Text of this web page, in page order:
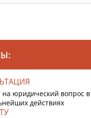
на юридический
действиях